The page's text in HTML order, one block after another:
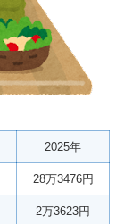
2025年
28万3476円
2万3623円